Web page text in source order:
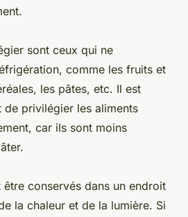
sont ceux qui ne
comme les fruits et
les pâtes, etc. Il est
de privilégier les aliments
car ils sont moins
conservés dans un endroit
la chaleur et de la lumière. Si